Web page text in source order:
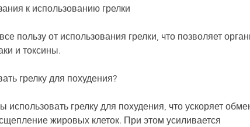
к использованию грелки
пользу от использования грелки, что позволяет
и токсины.
грелку для похудения?
использовать грелку для похудения, что ускоряет
жировых клеток. При этом усиливается